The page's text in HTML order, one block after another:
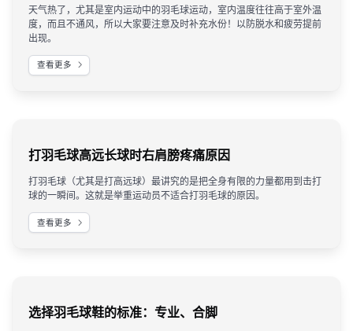
天气热了，尤其是室内运动中的羽毛球运动，室内温度往往高于室外温
度，而且不通风，所以大家要注意及时补充水份！以防脱水和疲劳提前
出现。
查看更多
打羽毛球高远长球时右肩膀疼痛原因
打羽毛球（尤其是打高远球）最讲究的是把全身有限的力量都用到击打
球的一瞬间。这就是举重运动员不适合打羽毛球的原因。
查看更多
选择羽毛球鞋的标准：专业、合脚